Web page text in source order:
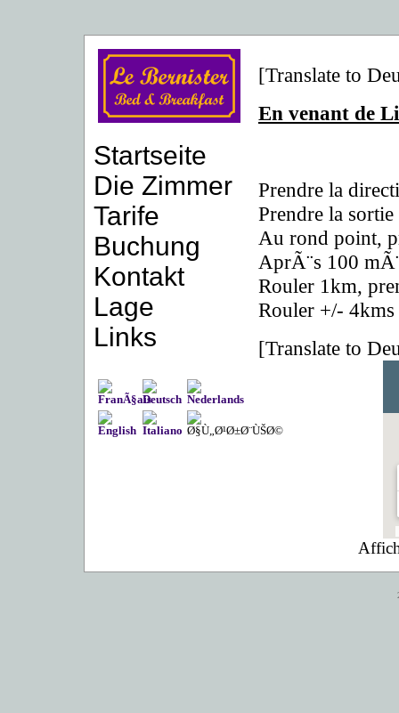
Startseite
Die Zimmer
Tarife
Buchung
Kontakt
Lage
Links
[Translate to
En venant de
Prendre la
Prendre la
Au rond point,
AprÃ¨s 100
Rouler 1km,
Rouler +/-
[Translate to